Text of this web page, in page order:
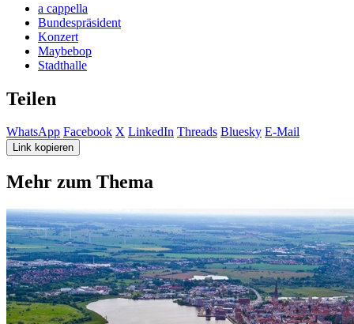
a cappella
Bundespräsident
Konzert
Maybebop
Stadthalle
Teilen
WhatsApp Facebook X LinkedIn Threads Bluesky E-Mail
Link kopieren
Mehr zum Thema